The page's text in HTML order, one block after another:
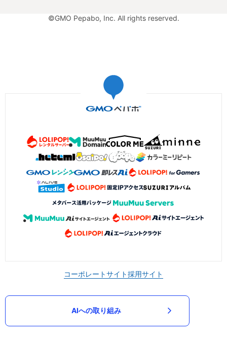
©GMO Pepabo, Inc. All rights reserved.
コーポレートサイト採用サイト
AIへの取り組み